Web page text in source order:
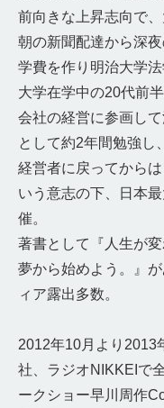
前向きな上昇志向で
朝の新聞配達から深
学費を作り明治大学法
大学在学中の20代前
会社の経営に参画し
として約2年間勉強し
経営者に戻ってから
いう意志の下、日本
催。
著書として『人生が
夢から始めよう。』
ィア露出多数。
2012年10月より2013
社、ラジオNIKKEIで
ークショー早川周作